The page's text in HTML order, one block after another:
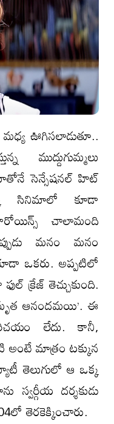
ఊగిసలాడుతూ..
ముద్దుగుమ్మలు
సెన్సేషనల్ హిట్
సినిమాలో కూడా
హీరోయిన్స్ చాలామంది
మనం మనం
ఒకరు. అప్పటిలో
క్రేజ్ తెచ్చుకుంది.
ఆనందమయి’. ఈ
లేదు. కానీ,
అంటే మాత్రం టక్కున
తెలుగులో ఆ ఒక్క
దర్శకుడు
తెరకెక్కించారు.